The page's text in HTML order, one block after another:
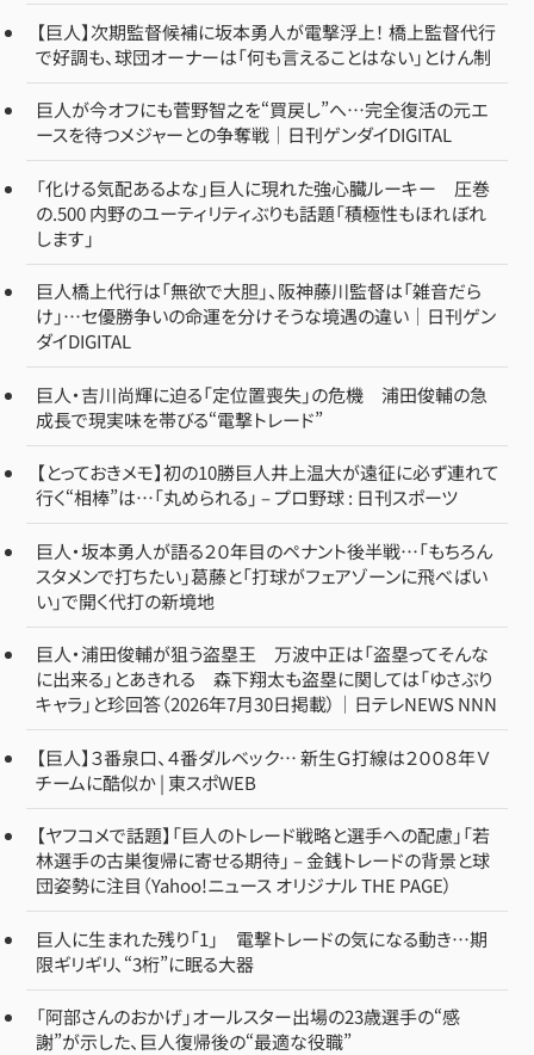
【巨人】次期監督候補に坂本勇人が電撃浮上！ 橋上監督代行
で好調も、球団オーナーは「何も言えることはない」とけん制
巨人が今オフにも菅野智之を“買戻し”へ…完全復活の元エ
ースを待つメジャーとの争奪戦｜日刊ゲンダイDIGITAL
「化ける気配あるよな」巨人に現れた強心臓ルーキー 圧巻
の.500 内野のユーティリティぶりも話題「積極性もほれぼれ
します」
巨人橋上代行は「無欲で大胆」、阪神藤川監督は「雑音だら
け」…セ優勝争いの命運を分けそうな境遇の違い｜日刊ゲン
ダイDIGITAL
巨人・吉川尚輝に迫る「定位置喪失」の危機 浦田俊輔の急
成長で現実味を帯びる“電撃トレード”
【とっておきメモ】初の10勝巨人井上温大が遠征に必ず連れて
行く“相棒”は…「丸められる」 – プロ野球 : 日刊スポーツ
巨人・坂本勇人が語る２０年目のペナント後半戦…「もちろん
スタメンで打ちたい」葛藤と「打球がフェアゾーンに飛べばい
い」で開く代打の新境地
巨人・浦田俊輔が狙う盗塁王 万波中正は「盗塁ってそんな
に出来る」とあきれる 森下翔太も盗塁に関しては「ゆさぶり
キャラ」と珍回答（2026年7月30日掲載）｜日テレNEWS NNN
【巨人】３番泉口、４番ダルベック… 新生Ｇ打線は２００８年Ｖ
チームに酷似か | 東スポWEB
【ヤフコメで話題】「巨人のトレード戦略と選手への配慮」「若
林選手の古巣復帰に寄せる期待」 – 金銭トレードの背景と球
団姿勢に注目（Yahoo!ニュース オリジナル THE PAGE）
巨人に生まれた残り「1」 電撃トレードの気になる動き…期
限ギリギリ、“3桁”に眠る大器
「阿部さんのおかげ」オールスター出場の23歳選手の“感
謝”が示した、巨人復帰後の“最適な役職”